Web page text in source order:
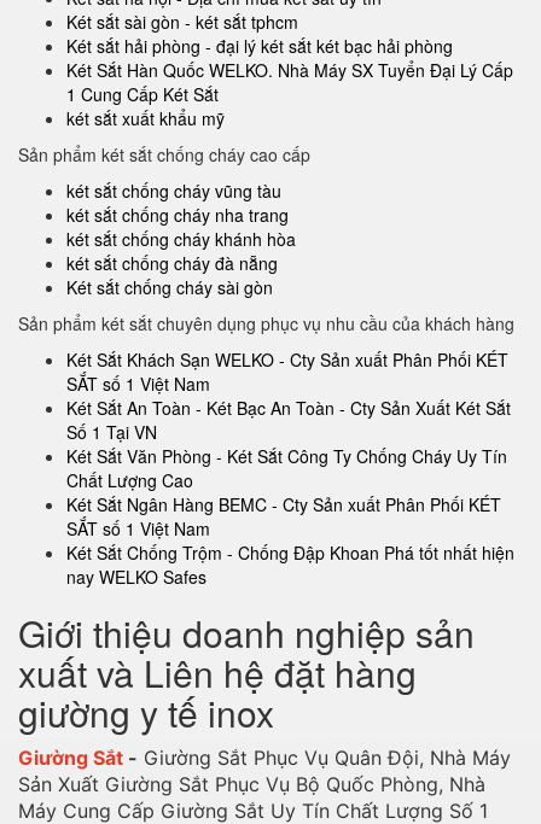
Két sắt sài gòn - két sắt tphcm
Két sắt hải phòng - đại lý két sắt két bạc hải phòng
Két Sắt Hàn Quốc WELKO. Nhà Máy SX Tuyển Đại Lý Cấp
1 Cung Cấp Két Sắt
két sắt xuất khẩu mỹ
Sản phẩm két sắt chống cháy cao cấp
két sắt chống cháy vũng tàu
két sắt chống cháy nha trang
két sắt chống cháy khánh hòa
két sắt chống cháy đà nẵng
Két sắt chống cháy sài gòn
Sản phẩm két sắt chuyên dụng phục vụ nhu cầu của khách hàng
Két Sắt Khách Sạn WELKO - Cty Sản xuất Phân Phối KÉT
SẮT số 1 Việt Nam
Két Sắt An Toàn - Két Bạc An Toàn - Cty Sản Xuất Két Sắt
Số 1 Tại VN
Két Sắt Văn Phòng - Két Sắt Công Ty Chống Cháy Uy Tín
Chất Lượng Cao
Két Sắt Ngân Hàng BEMC - Cty Sản xuất Phân Phối KÉT
SẮT số 1 Việt Nam
Két Sắt Chống Trộm - Chống Đập Khoan Phá tốt nhất hiện
nay WELKO Safes
Giới thiệu doanh nghiệp sản
xuất và Liên hệ đặt hàng
giường y tế inox
Giường Sắt - Giường Sắt Phục Vụ Quân Đội, Nhà Máy
Sản Xuất Giường Sắt Phục Vụ Bộ Quốc Phòng, Nhà
Máy Cung Cấp Giường Sắt Uy Tín Chất Lượng Số 1